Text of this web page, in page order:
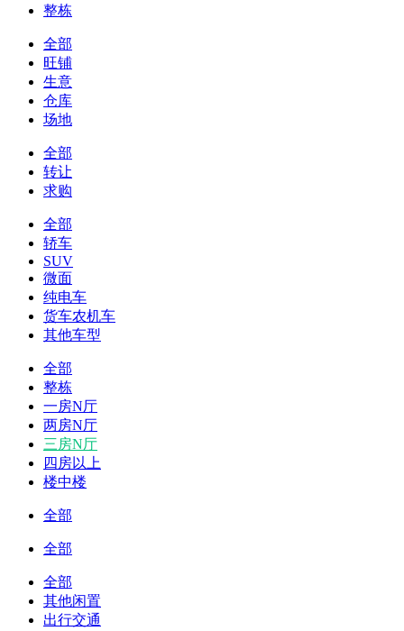
整栋
全部
旺铺
生意
仓库
场地
全部
转让
求购
全部
轿车
SUV
微面
纯电车
货车农机车
其他车型
全部
整栋
一房N厅
两房N厅
三房N厅
四房以上
楼中楼
全部
全部
全部
其他闲置
出行交通